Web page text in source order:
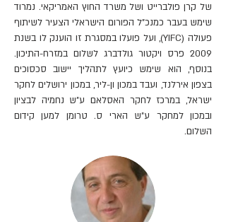
של קרן פולברייט ושל משרד החוץ האמריקאי. נמרוד
שימש בעבר כמנכ"ל הפורום הישראלי הצעיר לשיתוף
פעולה (YIFC), ועל פועלו במסגרת זו הוענק לו בשנת
2009 פרס ויקטור גולדברג לשלום במזרח-התיכון.
בנוסף, הוא שימש כיועץ לתהליך יישוב סכסוכים
בצפון אירלנד, ועבד במכון ון-ליר, במכון ירושלים לחקר
ישראל, במרכז לחקר האסלאם ע"ש נחמיה לבציון
ובמכון למחקר ע"ש הארי ס. טרומן למען קידום
השלום.